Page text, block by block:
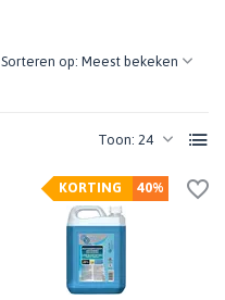
Toon:
Sorteren op:
40%
KORTING